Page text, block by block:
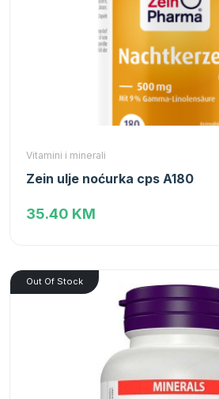
Vitamini i minerali
Zein ulje noćurka cps A180
35.40 KM
Out Of Stock